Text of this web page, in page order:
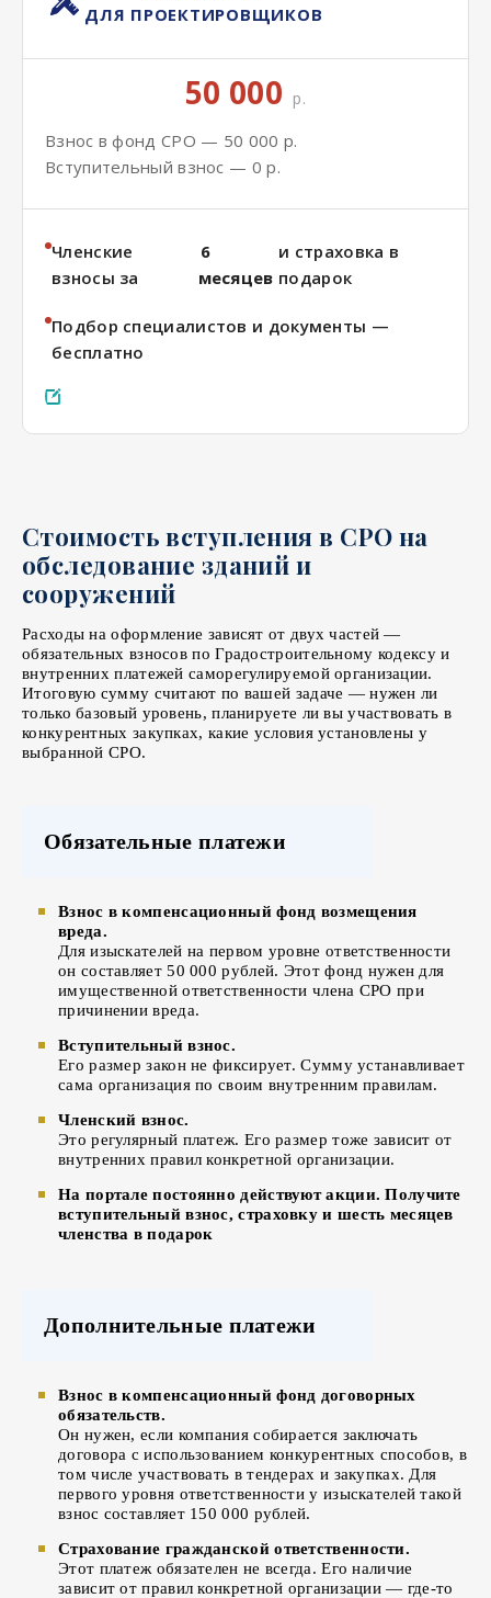
ДЛЯ ПРОЕКТИРОВЩИКОВ
50 000 р.
Взнос в фонд СРО — 50 000 р.
Вступительный взнос — 0 р.
Членские
взносы за
6
месяцев
и страховка в
подарок
Подбор специалистов и документы —
бесплатно
Стоимость вступления в СРО на
обследование зданий и
сооружений
Расходы на оформление зависят от двух частей —
обязательных взносов по Градостроительному кодексу и
внутренних платежей саморегулируемой организации.
Итоговую сумму считают по вашей задаче — нужен ли
только базовый уровень, планируете ли вы участвовать в
конкурентных закупках, какие условия установлены у
выбранной СРО.
Обязательные платежи
Взнос в компенсационный фонд возмещения
вреда.
Для изыскателей на первом уровне ответственности
он составляет 50 000 рублей. Этот фонд нужен для
имущественной ответственности члена СРО при
причинении вреда.
Вступительный взнос.
Его размер закон не фиксирует. Сумму устанавливает
сама организация по своим внутренним правилам.
Членский взнос.
Это регулярный платеж. Его размер тоже зависит от
внутренних правил конкретной организации.
На портале постоянно действуют акции. Получите
вступительный взнос, страховку и шесть месяцев
членства в подарок
Дополнительные платежи
Взнос в компенсационный фонд договорных
обязательств.
Он нужен, если компания собирается заключать
договора с использованием конкурентных способов, в
том числе участвовать в тендерах и закупках. Для
первого уровня ответственности у изыскателей такой
взнос составляет 150 000 рублей.
Страхование гражданской ответственности.
Этот платеж обязателен не всегда. Его наличие
зависит от правил конкретной организации — где-то